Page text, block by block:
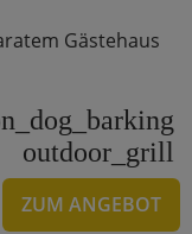
Gästehaus
outdoor_grill
ZUM ANGEBOT